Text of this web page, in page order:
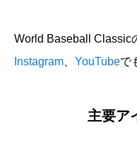
World Baseball Classic
Instagram
YouTubeで
主要ア